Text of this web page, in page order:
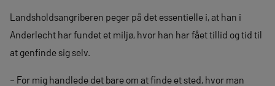
Landsholdsangriberen peger på det essentielle i, at han i
Anderlecht har fundet et miljø, hvor han har fået tillid og tid til
at genfinde sig selv.
– For mig handlede det bare om at finde et sted, hvor man